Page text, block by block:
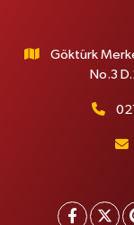
Göktürk
No.3